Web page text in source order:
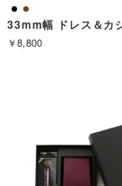
￥8,800